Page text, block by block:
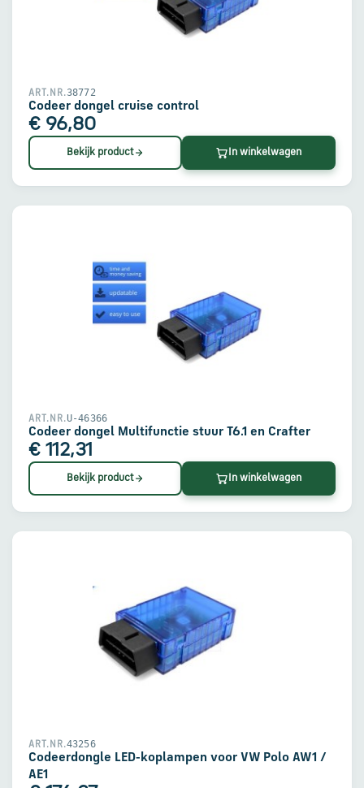
ART.NR.38772
Codeer dongel cruise control
€ 96,80
Bekijk product In winkelwagen
ART.NR.U-46366
Codeer dongel Multifunctie stuur T6.1 en Crafter
€ 112,31
Bekijk product In winkelwagen
ART.NR.43256
Codeerdongle LED-koplampen voor VW Polo AW1 /
AE1